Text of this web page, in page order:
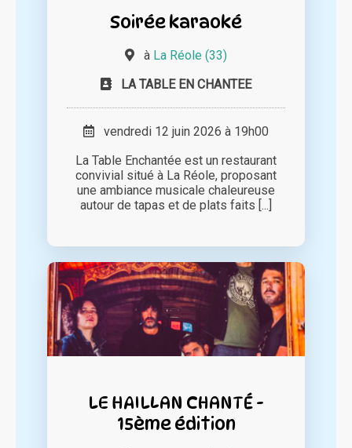
Soirée karaoké
à La Réole (33)
LA TABLE EN CHANTEE
vendredi 12 juin 2026 à 19h00
La Table Enchantée est un restaurant
convivial situé à La Réole, proposant
une ambiance musicale chaleureuse
autour de tapas et de plats faits [...]
LE HAILLAN CHANTÉ -
15ème édition